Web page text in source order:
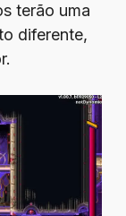
terão uma
diferente,